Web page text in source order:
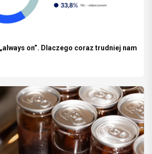
on”. Dlaczego coraz trudniej nam